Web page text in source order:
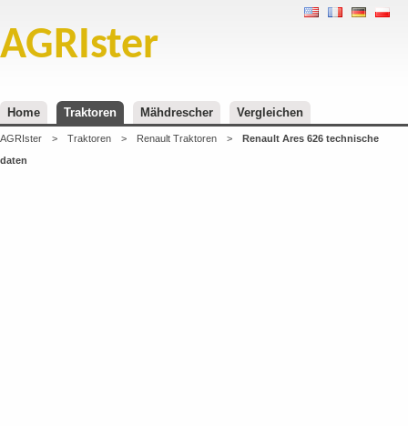
AGRIster
Home Traktoren Mähdrescher Vergleichen
AGRIster > Traktoren > Renault Traktoren >
Renault Ares 626 technische
daten